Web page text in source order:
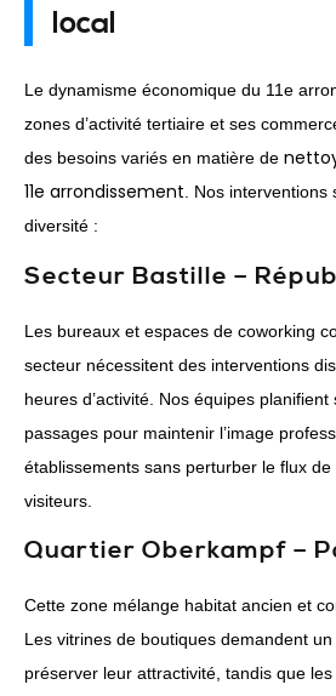
local
Le dynamisme économique du 11e
zones d’activité tertiaire et ses
des besoins variés en matière de
11e arrondissement. Nos interventions
diversité :
Secteur Bastille –
Les bureaux et espaces de coworking
secteur nécessitent des interventions
heures d’activité. Nos équipes
passages pour maintenir l’image
établissements sans perturber le flux
visiteurs.
Quartier Oberkampf –
Cette zone mélange habitat ancien et
Les vitrines de boutiques demandent
préserver leur attractivité, tandis que